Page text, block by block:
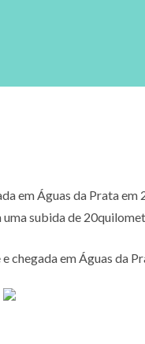
em Águas da Prata
subida de
chegada em Águas da